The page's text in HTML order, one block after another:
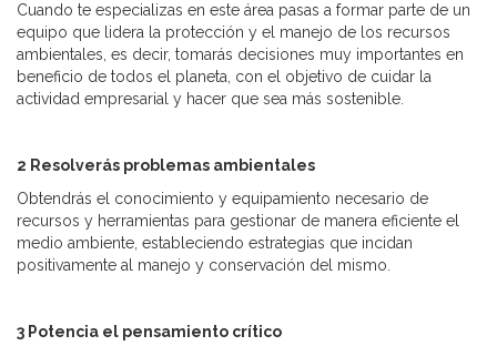
Cuando te especializas en este área pasas a formar parte de un
equipo que lidera la protección y el manejo de los recursos
ambientales, es decir, tomarás decisiones muy importantes en
beneficio de todos el planeta, con el objetivo de cuidar la
actividad empresarial y hacer que sea más sostenible.
2 Resolverás problemas ambientales
Obtendrás el conocimiento y equipamiento necesario de
recursos y herramientas para gestionar de manera eficiente el
medio ambiente, estableciendo estrategias que incidan
positivamente al manejo y conservación del mismo.
3 Potencia el pensamiento crítico